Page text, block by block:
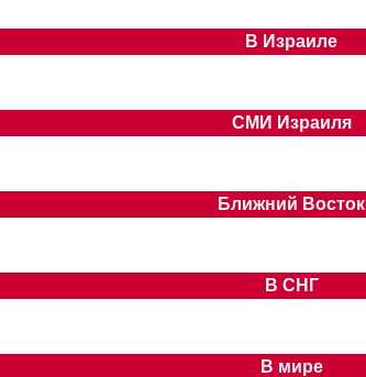
В Израиле
СМИ Израиля
Ближний Восток
В СНГ
В мире